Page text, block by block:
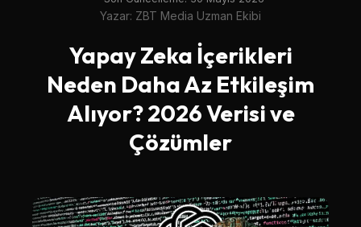
Yazar: ZBT Media Uzman Ekibi
Yapay Zeka İçerikleri
Neden Daha Az Etkileşim
Alıyor? 2026 Verisi ve
Çözümler